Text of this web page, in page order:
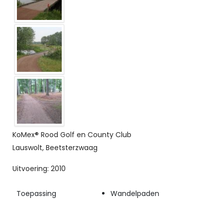
KoMex® Rood Golf en County Club
Lauswolt, Beetsterzwaag
Uitvoering: 2010
Toepassing
Wandelpaden